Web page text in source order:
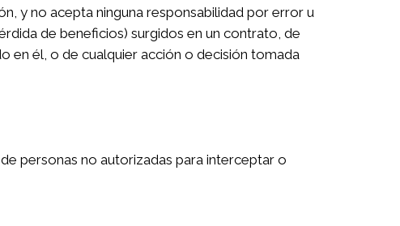
y no acepta ninguna responsabilidad por error u
de beneficios) surgidos en un contrato, de
en él, o de cualquier acción o decisión tomada
personas no autorizadas para interceptar o